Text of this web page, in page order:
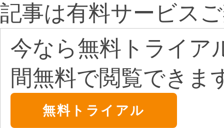
記事は有料サービス
今なら無料トライア
間無料で閲覧できま
無料トライアル